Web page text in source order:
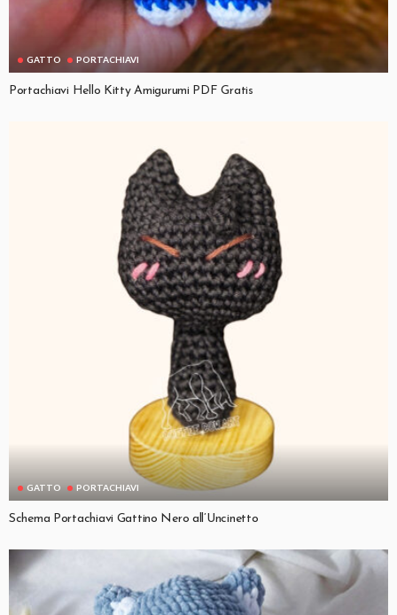
GATTO PORTACHIAVI
Portachiavi Hello Kitty Amigurumi PDF Gratis
GATTO PORTACHIAVI
Schema Portachiavi Gattino Nero all’Uncinetto